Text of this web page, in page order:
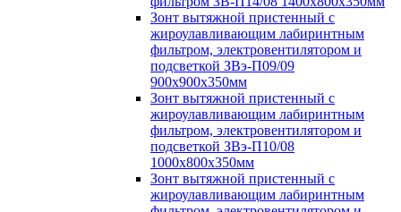
Зонт вытяжной пристенный с
жироулавливающим лабиринтным
фильтром, электровентилятором и
подсветкой ЗВэ-П09/09
900х900х350мм
Зонт вытяжной пристенный с
жироулавливающим лабиринтным
фильтром, электровентилятором и
подсветкой ЗВэ-П10/08
1000х800х350мм
Зонт вытяжной пристенный с
жироулавливающим лабиринтным